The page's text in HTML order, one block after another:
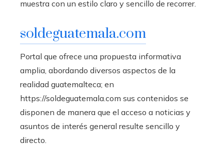
muestra con un estilo claro y sencillo de recorrer.
soldeguatemala.com
Portal que ofrece una propuesta informativa
amplia, abordando diversos aspectos de la
realidad guatemalteca; en
https://soldeguatemala.com sus contenidos se
disponen de manera que el acceso a noticias y
asuntos de interés general resulte sencillo y
directo.